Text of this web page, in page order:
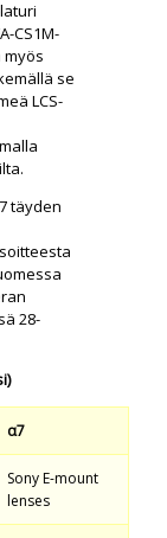
CS1M-
se
LCS-
täyden
28-
α7
Sony E-mount
lenses